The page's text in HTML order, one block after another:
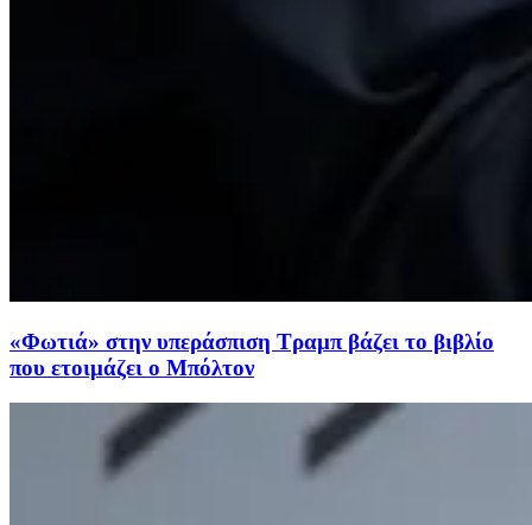
«Φωτιά» στην υπεράσπιση Τραμπ βάζει το βιβλίο
που ετοιμάζει ο Μπόλτον